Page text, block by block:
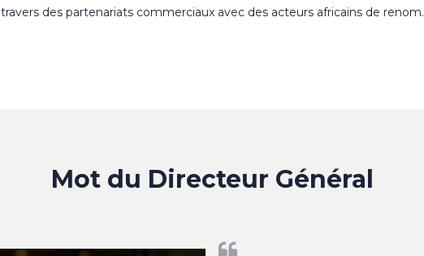
travers des partenariats commerciaux avec des acteurs africains de renom.
Mot du Directeur Général